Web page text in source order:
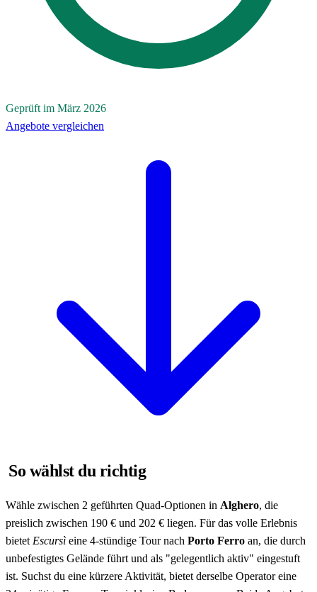
Geprüft im März 2026
Angebote vergleichen
So wählst du richtig
Wähle zwischen 2 geführten Quad-Optionen in Alghero, die
preislich zwischen 190 € und 202 € liegen. Für das volle Erlebnis
bietet Escursì eine 4-stündige Tour nach Porto Ferro an, die durch
unbefestigtes Gelände führt und als "gelegentlich aktiv" eingestuft
ist. Suchst du eine kürzere Aktivität, bietet derselbe Operator eine